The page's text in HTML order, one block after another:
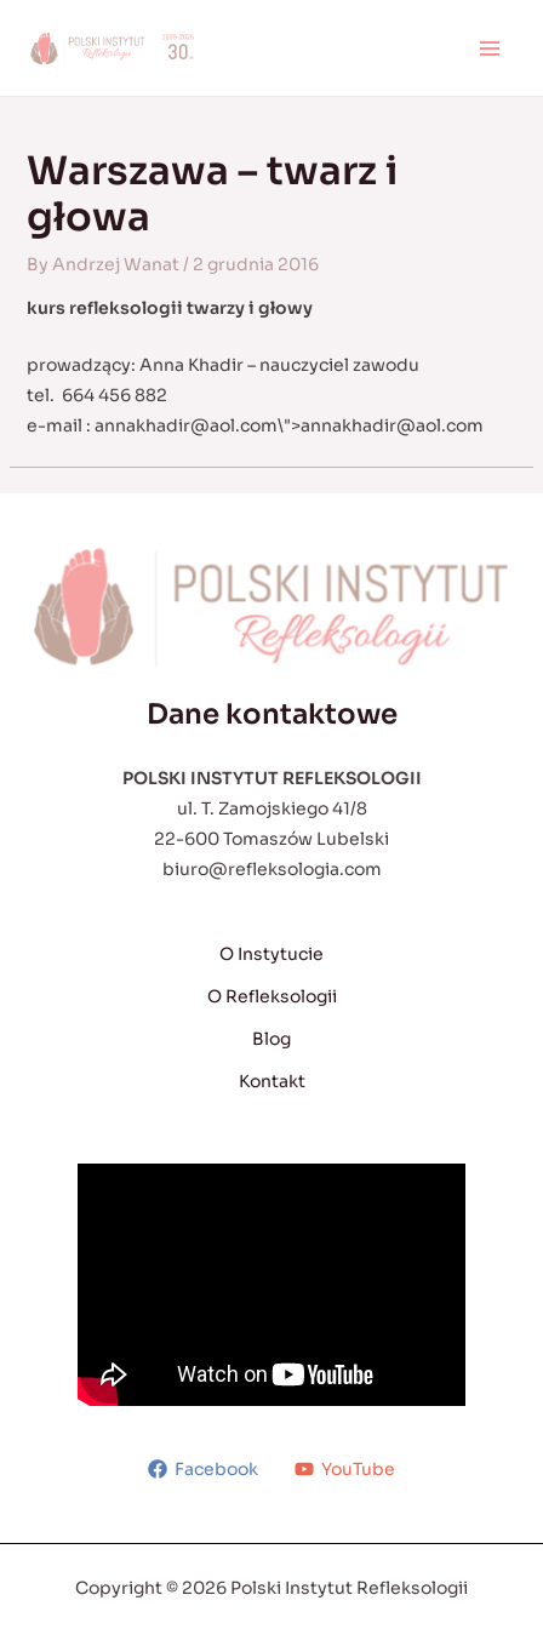
Warszawa – twarz i
głowa
By Andrzej Wanat/ 2 grudnia 2016
kurs refleksologii twarzy i głowy
prowadzący: Anna Khadir – nauczyciel zawodu
tel. 664 456 882
e-mail : annakhadir@aol.com\">annakhadir@aol.com
Dane kontaktowe
POLSKI INSTYTUT REFLEKSOLOGII
ul. T. Zamojskiego 41/8
22-600 Tomaszów Lubelski
biuro@refleksologia.com
O Instytucie
O Refleksologii
Blog
Kontakt
Facebook YouTube
Copyright © 2026 Polski Instytut Refleksologii